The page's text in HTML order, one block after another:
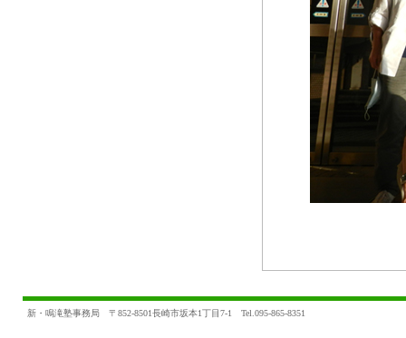
新・鳴滝塾事務局 〒852-8501長崎市坂本1丁目7-1 Tel.095-865-8351